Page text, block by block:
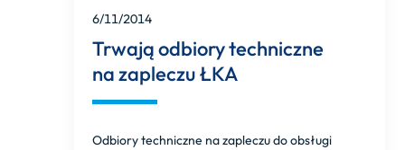
6/11/2014
Trwają odbiory techniczne
na zapleczu ŁKA
Odbiory techniczne na zapleczu do obsługi